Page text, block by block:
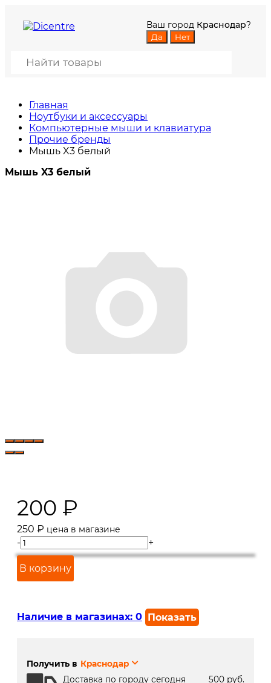
Ваш город Краснодар?
Главная
Ноутбуки и аксессуары
Компьютерные мыши и клавиатура
Прочие бренды
Мышь X3 белый
Мышь X3 белый
200 ₽
250 ₽ цена в магазине
- +
В корзину
Наличие в магазинах: 0 Показать
г. Краснодар, ТК Медиаплаза:
Получить в Краснодар
Доставка по городу сегодня
500 руб.